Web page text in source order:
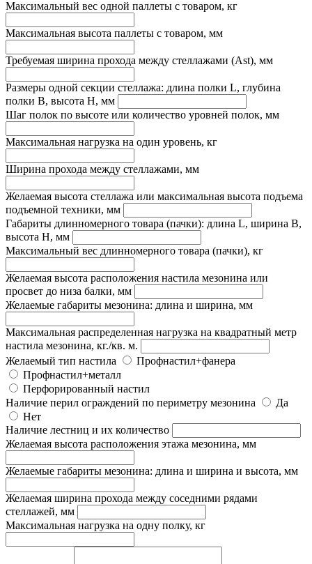
Максимальный вес одной паллеты с товаром, кг
Максимальная высота паллеты с товаром, мм
Требуемая ширина прохода между стеллажами (Ast), мм
Размеры одной секции стеллажа: длина полки L, глубина
полки B, высота H, мм
Шаг полок по высоте или количество уровней полок, мм
Максимальная нагрузка на один уровень, кг
Ширина прохода между стеллажами, мм
Желаемая высота стеллажа или максимальная высота подъема
подъемной техники, мм
Габариты длинномерного товара (пачки): длина L, ширина B,
высота H, мм
Максимальный вес длинномерного товара (пачки), кг
Желаемая высота расположения настила мезонина или
просвет до низа балки, мм
Желаемые габариты мезонина: длина и ширина, мм
Максимальная распределенная нагрузка на квадратный метр
настила мезонина, кг./кв. м.
Желаемый тип настила
Профнастил+фанера
Профнастил+металл
Перфорированный настил
Наличие перил ограждений по периметру мезонина
Да
Нет
Наличие лестниц и их количество
Желаемая высота расположения этажа мезонина, мм
Желаемые габариты мезонина: длина и ширина и высота, мм
Желаемая ширина прохода между соседними рядами
стеллажей, мм
Максимальная нагрузка на одну полку, кг